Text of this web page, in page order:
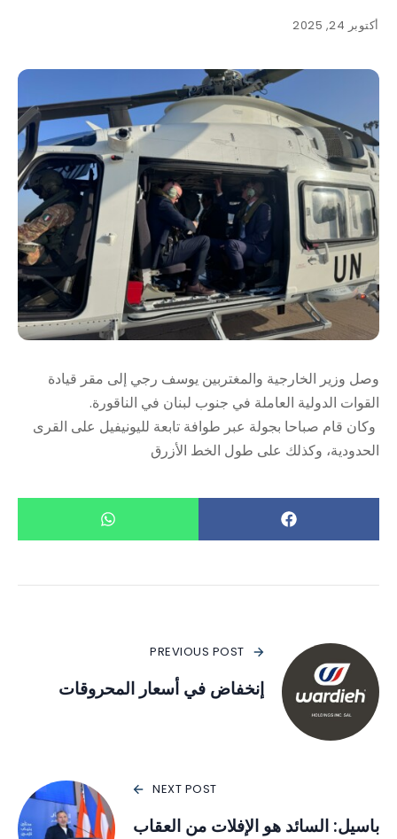
أكتوبر 24, 2025
وصل وزير الخارجية والمغتربين يوسف رجي إلى مقر قيادة
القوات الدولية العاملة في جنوب لبنان في الناقورة.
وكان قام صباحا بجولة عبر طوافة تابعة لليونيفيل على القرى
الحدودية، وكذلك على طول الخط الأزرق
PREVIOUS POST
إنخفاض في أسعار المحروقات
NEXT POST
باسيل: السائد هو الإفلات من العقاب